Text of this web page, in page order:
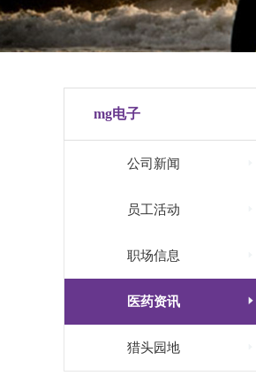
mg电子
公司新闻
员工活动
职场信息
医药资讯 
猎头园地